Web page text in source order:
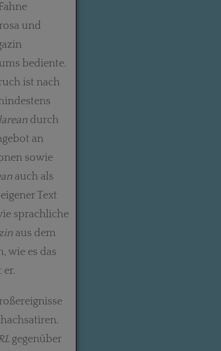
und
bediente.
ist nach
durch
an
sowie
auch als
Text
sprachliche
aus dem
wie es das
er.
gegenüber